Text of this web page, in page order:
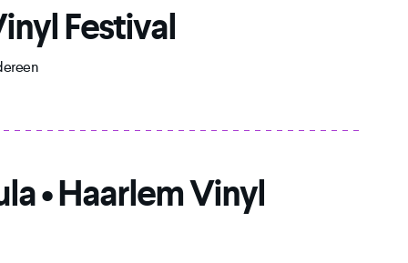
Festival
• Haarlem Vinyl